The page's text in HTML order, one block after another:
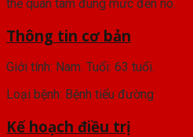
thể quan tâm đúng mức đến nó.
Thông tin cơ bản
Giới tính: Nam. Tuổi: 63 tuổi.
Loại bệnh: Bệnh tiểu đường
Kế hoạch điều trị